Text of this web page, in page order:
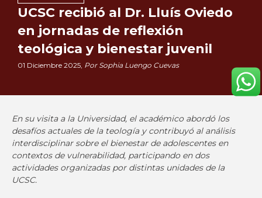
UCSC recibió al Dr. Lluís Oviedo
en jornadas de reflexión
teológica y bienestar juvenil
01 Diciembre 2025, Por Sophia Luengo Cuevas
En su visita a la Universidad, el académico abordó los
desafíos actuales de la teología y contribuyó al análisis
interdisciplinar sobre el bienestar de adolescentes en
contextos de vulnerabilidad, participando en dos
actividades organizadas por distintas unidades de la
UCSC.